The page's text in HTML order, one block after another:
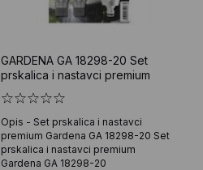
GARDENA GA 18298-20 Set
prskalica i nastavci premium
Opis - Set prskalica i nastavci
premium Gardena GA 18298-20 Set
prskalica i nastavci premium
Gardena GA 18298-20